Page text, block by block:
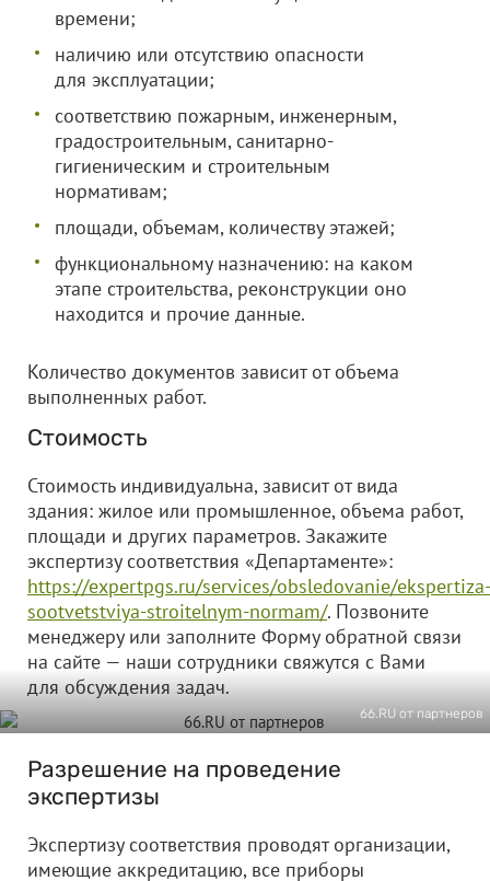
времени;
наличию или отсутствию опасности
для эксплуатации;
соответствию пожарным, инженерным,
градостроительным, санитарно-
гигиеническим и строительным
нормативам;
площади, объемам, количеству этажей;
функциональному назначению: на каком
этапе строительства, реконструкции оно
находится и прочие данные.
Количество документов зависит от объема
выполненных работ.
Стоимость
Стоимость индивидуальна, зависит от вида
здания: жилое или промышленное, объема работ,
площади и других параметров. Закажите
экспертизу соответствия «Департаменте»:
https://expertpgs.ru/services/obsledovanie/ekspertiza-
sootvetstviya-stroitelnym-normam/. Позвоните
менеджеру или заполните Форму обратной связи
на сайте — наши сотрудники свяжутся с Вами
для обсуждения задач.
66.RU от партнеров
Разрешение на проведение
экспертизы
Экспертизу соответствия проводят организации,
имеющие аккредитацию, все приборы